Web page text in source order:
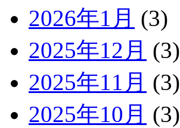
2026年1月 (3)
2025年12月 (3)
2025年11月 (3)
2025年10月 (3)